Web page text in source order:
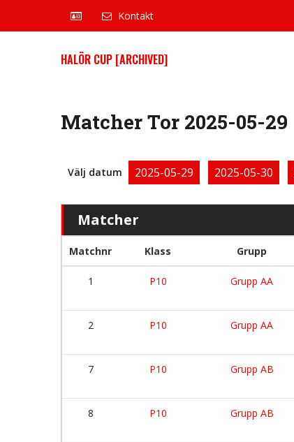
Kontakt
HALÖR CUP [ARCHIVED]
Matcher Tor 2025-05-29
Välj datum 2025-05-29 2025-05-30
Matcher
Matchnr Klass Grupp
1 P10 Grupp AA
2 P10 Grupp AA
7 P10 Grupp AB
8 P10 Grupp AB